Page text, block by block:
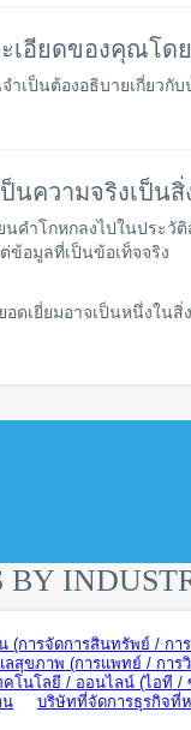
เอียดของคุณโด
ำเป็นต้องอธิบายเกี่ยว
นความจริงเป็นสิ่
คำโกหกลงไปในประวั
ข้อมูลที่เป็นข้อเท็จจริง
อดเยี่ยมอาจเป็นหนึ่งใน
BY
(การจัดการสินทรัพย์ / ก
ลสุขภาพ (การแพทย์ / การ
คโนโลยี / ออนไลน์ (ไอที /
น
บริษัทที่จัดการธุรกิจที่